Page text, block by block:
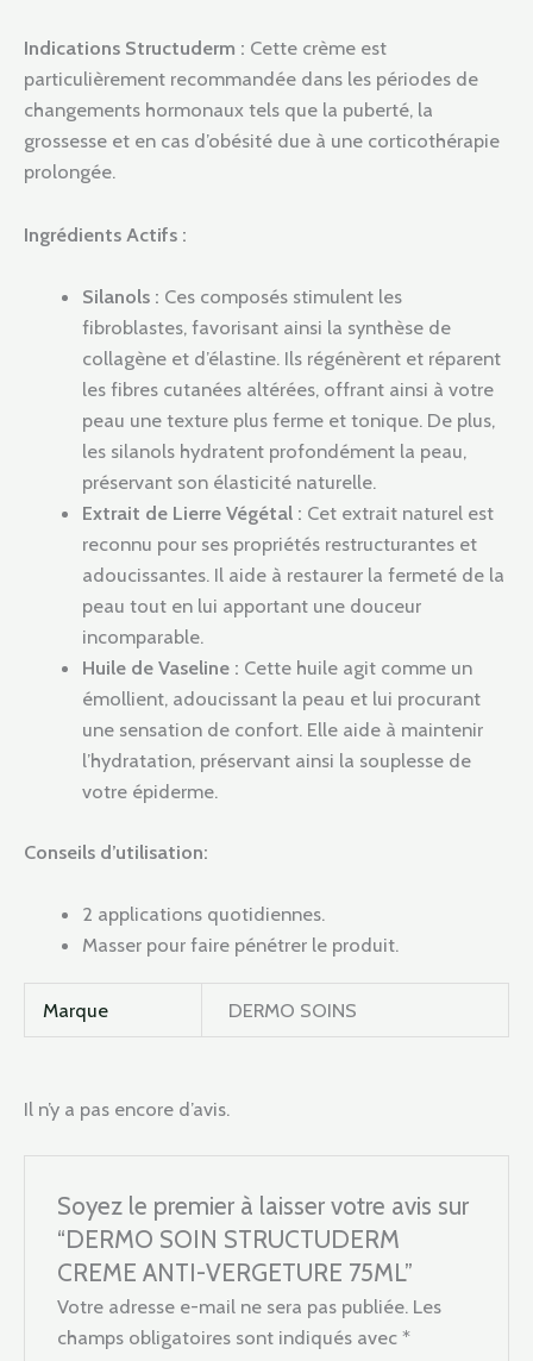
Indications Structuderm : Cette crème est
particulièrement recommandée dans les périodes de
changements hormonaux tels que la puberté, la
grossesse et en cas d’obésité due à une corticothérapie
prolongée.
Ingrédients Actifs :
Silanols : Ces composés stimulent les
fibroblastes, favorisant ainsi la synthèse de
collagène et d’élastine. Ils régénèrent et réparent
les fibres cutanées altérées, offrant ainsi à votre
peau une texture plus ferme et tonique. De plus,
les silanols hydratent profondément la peau,
préservant son élasticité naturelle.
Extrait de Lierre Végétal : Cet extrait naturel est
reconnu pour ses propriétés restructurantes et
adoucissantes. Il aide à restaurer la fermeté de la
peau tout en lui apportant une douceur
incomparable.
Huile de Vaseline : Cette huile agit comme un
émollient, adoucissant la peau et lui procurant
une sensation de confort. Elle aide à maintenir
l’hydratation, préservant ainsi la souplesse de
votre épiderme.
Conseils d’utilisation:
2 applications quotidiennes.
Masser pour faire pénétrer le produit.
Marque DERMO SOINS
Il n’y a pas encore d’avis.
Soyez le premier à laisser votre avis sur
“DERMO SOIN STRUCTUDERM
CREME ANTI-VERGETURE 75ML”
Votre adresse e-mail ne sera pas publiée. Les
champs obligatoires sont indiqués avec*